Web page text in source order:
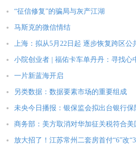
“征信修复”的骗局与灰产江湖
马斯克的微信情结
上海：拟从5月22日起 逐步恢复跨区公
小院创业者 | 福佑卡车单丹丹：寻找心
一片新蓝海开启
另类数据：数据要素市场的重要组成
未央今日播报：银保监会拟出台银行保
商务部：美方取消对华加征关税符合美
放大招了！江苏常州二套房首付“6”改